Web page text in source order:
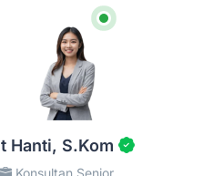
Hanti, S.Kom
Konsultan Senior